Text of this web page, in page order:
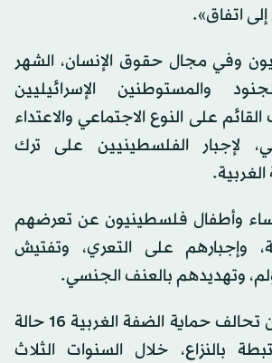
اتفاق».
وفي مجال حقوق الإنسان، الشهر
والمستوطنين الإسرائيليين
على النوع الاجتماعي والاعتداء
لإجبار الفلسطينيين على ترك
وأطفال فلسطينيون عن تعرضهم
وإجبارهم على التعري، وتفتيش
وتهديدهم بالعنف الجنسي.
وسجل باحثون من تحالف حماية الضفة الغربية 16 حالة
بالنزاع، خلال السنوات الثلاث